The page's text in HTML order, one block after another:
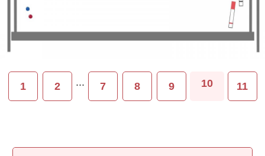
1 2 ... 7 8 9 10 11